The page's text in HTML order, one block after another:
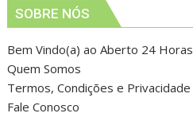
SOBRE NÓS
Bem Vindo(a) ao Aberto 24 Horas
Quem Somos
Termos, Condições e Privacidade
Fale Conosco